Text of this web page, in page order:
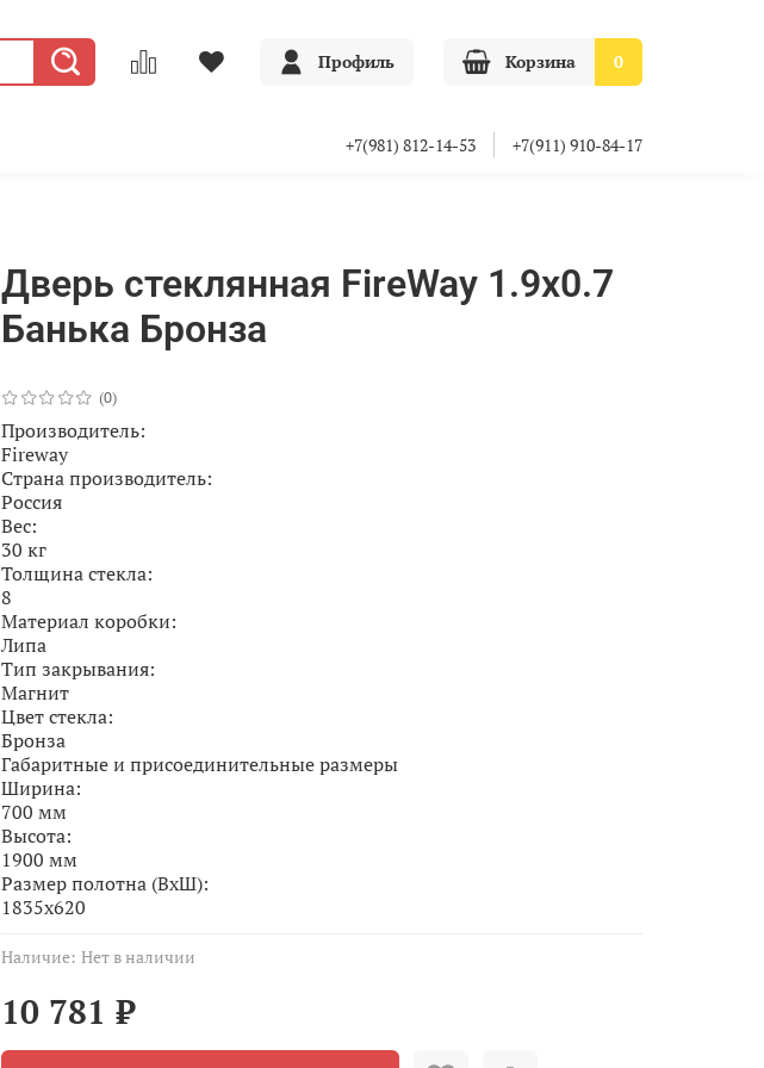
Профиль Корзина 0
+7(981) 812-14-53 +7(911) 910-84-17
(0)
Наличие: Нет в наличии
Дверь стеклянная FireWay 1.9х0.7
Банька Бронза
10 781 ₽
Производитель:
Fireway
Страна производитель:
Россия
Вес:
30 кг
Толщина стекла:
8
Материал коробки:
Липа
Тип закрывания:
Магнит
Цвет стекла:
Бронза
Габаритные и присоединительные размеры
Ширина:
700 мм
Высота:
1900 мм
Размер полотна (ВхШ):
1835х620